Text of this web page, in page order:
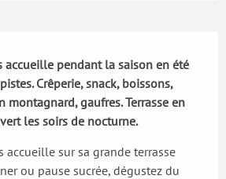
accueille pendant la saison en été
Crêperie, snack, boissons,
montagnard, gaufres. Terrasse en
les soirs de nocturne.
accueille sur sa grande terrasse
ou pause sucrée, dégustez du